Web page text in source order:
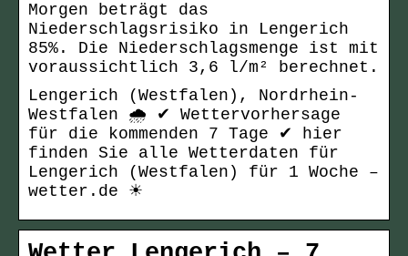
Morgen beträgt das
Niederschlagsrisiko in Lengerich
85%. Die Niederschlagsmenge ist mit
voraussichtlich 3,6 l/m² berechnet.
Lengerich (Westfalen), Nordrhein-
Westfalen 🌧️ ✔ Wettervorhersage
für die kommenden 7 Tage ✔ hier
finden Sie alle Wetterdaten für
Lengerich (Westfalen) für 1 Woche –
wetter.de ☀